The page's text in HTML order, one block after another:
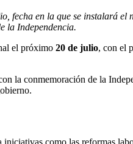
en la que se instalará
la Independencia.
el próximo 20 de julio, con el
la conmemoración de la
como las reformas